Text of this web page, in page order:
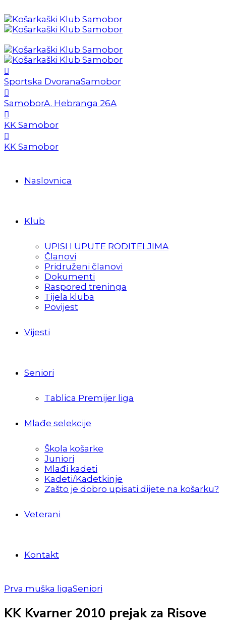
Sportska DvoranaSamobor
SamoborA. Hebranga 26A
KK Samobor
KK Samobor
Naslovnica
Klub
UPISI I UPUTE RODITELJIMA
Članovi
Pridruženi članovi
Dokumenti
Raspored treninga
Tijela kluba
Povijest
Vijesti
Seniori
Tablica Premijer liga
Mlađe selekcije
Škola košarke
Juniori
Mlađi kadeti
Kadeti/Kadetkinje
Zašto je dobro upisati dijete na košarku?
Veterani
Kontakt
Prva muška ligaSeniori
KK Kvarner 2010 prejak za Risove